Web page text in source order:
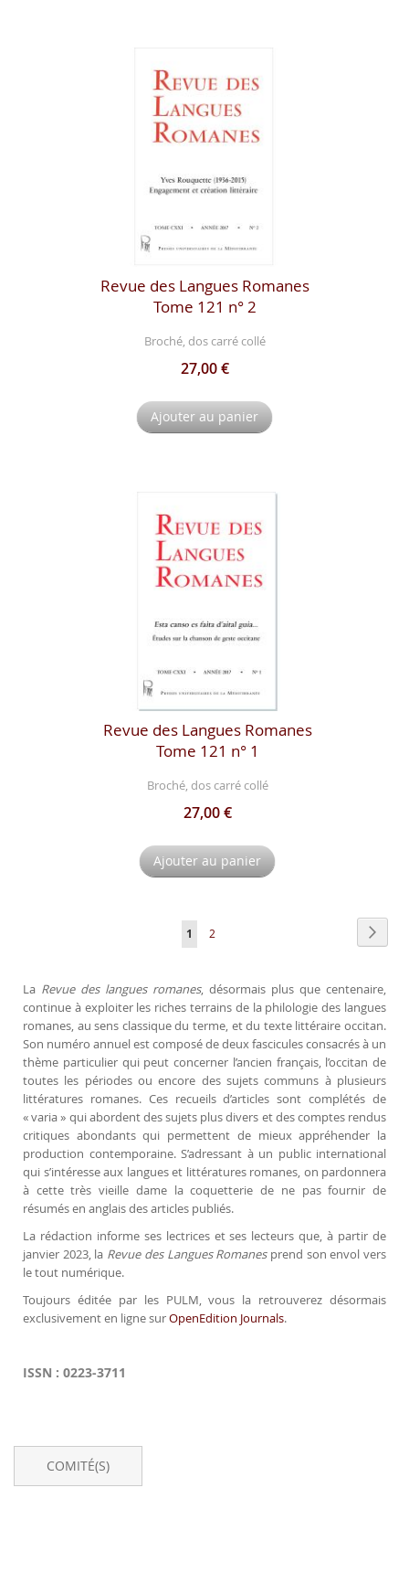
Revue des Langues Romanes
Tome 121 n° 2
Broché, dos carré collé
27,00 €
Ajouter au panier
Revue des Langues Romanes
Tome 121 n° 1
Broché, dos carré collé
27,00 €
Ajouter au panier
Page
Vous
actuellement
la
page
1 Page
2
La Revue des langues romanes, désormais plus que centenaire,
continue à exploiter les riches terrains de la philologie des langues
romanes, au sens classique du terme, et du texte littéraire occitan.
Son numéro annuel est composé de deux fascicules consacrés à un
thème particulier qui peut concerner l’ancien français, l’occitan de
toutes les périodes ou encore des sujets communs à plusieurs
littératures romanes. Ces recueils d’articles sont complétés de
« varia » qui abordent des sujets plus divers et des comptes rendus
critiques abondants qui permettent de mieux appréhender la
production contemporaine. S’adressant à un public international
qui s’intéresse aux langues et littératures romanes, on pardonnera
à cette très vieille dame la coquetterie de ne pas fournir de
résumés en anglais des articles publiés.
La rédaction informe ses lectrices et ses lecteurs que, à partir de
janvier 2023, la Revue des Langues Romanesprend son envol vers
le tout numérique.
Toujours éditée par les PULM, vous la retrouverez désormais
exclusivement en ligne surOpenEdition Journals.
ISSN : 0223-3711
COMITÉ(S)